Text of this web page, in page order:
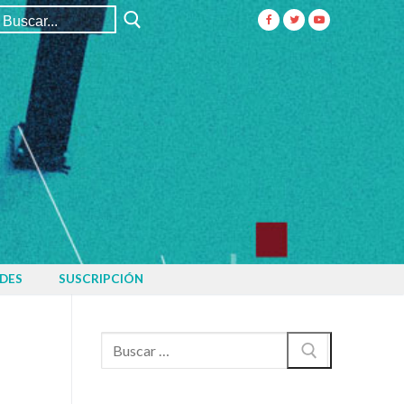
Buscar:
SUSCRIPCIÓN
Buscar: